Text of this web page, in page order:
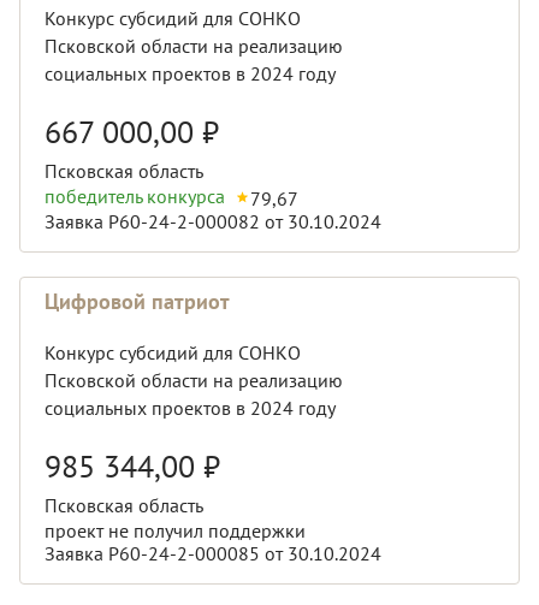
Конкурс субсидий для СОНКО
Псковской области на реализацию
социальных проектов в 2024 году
667 000,00 ₽
Псковская область
победитель конкурса
79,67
Заявка Р60-24-2-000082 от 30.10.2024
Цифровой патриот
Конкурс субсидий для СОНКО
Псковской области на реализацию
социальных проектов в 2024 году
985 344,00 ₽
Псковская область
проект не получил поддержки
Заявка Р60-24-2-000085 от 30.10.2024